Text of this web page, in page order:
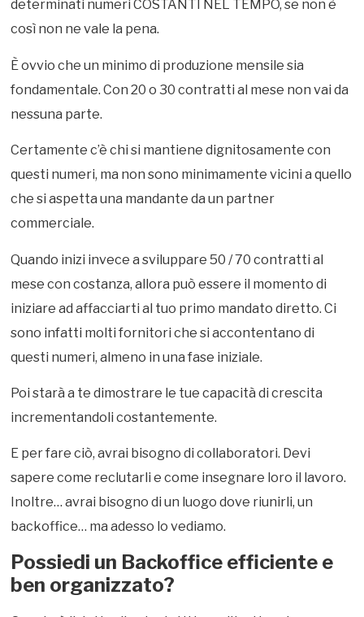
determinati numeri COSTANTI NEL TEMPO, se non è
così non ne vale la pena.
È ovvio che un minimo di produzione mensile sia
fondamentale. Con 20 o 30 contratti al mese non vai da
nessuna parte.
Certamente c’è chi si mantiene dignitosamente con
questi numeri, ma non sono minimamente vicini a quello
che si aspetta una mandante da un partner
commerciale.
Quando inizi invece a sviluppare 50 / 70 contratti al
mese con costanza, allora può essere il momento di
iniziare ad affacciarti al tuo primo mandato diretto. Ci
sono infatti molti fornitori che si accontentano di
questi numeri, almeno in una fase iniziale.
Poi starà a te dimostrare le tue capacità di crescita
incrementandoli costantemente.
E per fare ciò, avrai bisogno di collaboratori. Devi
sapere come reclutarli e come insegnare loro il lavoro.
Inoltre… avrai bisogno di un luogo dove riunirli, un
backoffice… ma adesso lo vediamo.
Possiedi un Backoffice efficiente e
ben organizzato?